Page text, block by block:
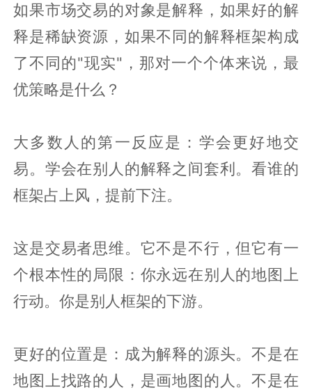
如果市场交易的对象是解释，如果好的解
释是稀缺资源，如果不同的解释框架构成
了不同的"现实"，那对一个个体来说，最
优策略是什么？
大多数人的第一反应是：学会更好地交
易。学会在别人的解释之间套利。看谁的
框架占上风，提前下注。
这是交易者思维。它不是不行，但它有一
个根本性的局限：你永远在别人的地图上
行动。你是别人框架的下游。
更好的位置是：成为解释的源头。不是在
地图上找路的人，是画地图的人。不是在